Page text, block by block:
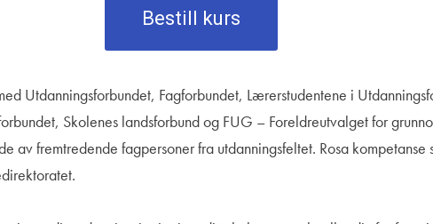
Bestill kurs
Utdanningsforbundet, Fagforbundet, Lærerstudentene i
Skolenes landsforbund og FUG – Foreldreutvalget for
av fremtredende fagpersoner fra utdanningsfeltet. Rosa kompetanse